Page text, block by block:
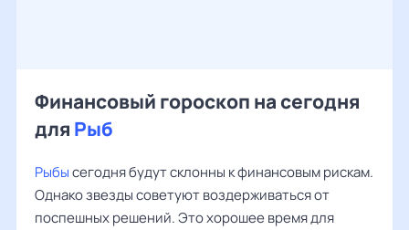
Финансовый гороскоп на сегодня
для Рыб
Рыбысегодня будут склонны к финансовым рискам.
Однако звезды советуют воздерживаться от
поспешных решений. Это хорошее время для